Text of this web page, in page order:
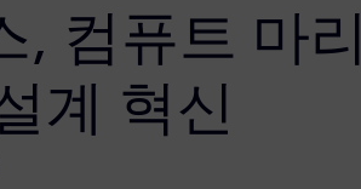
, 컴퓨트 마
계 혁신